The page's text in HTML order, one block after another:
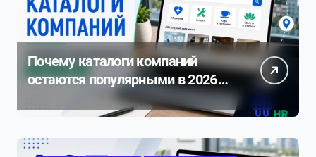
Почему каталоги компаний
остаются популярными в 2026